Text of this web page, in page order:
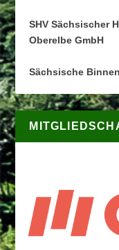
SHV Sächsischer
Oberelbe GmbH
Sächsische